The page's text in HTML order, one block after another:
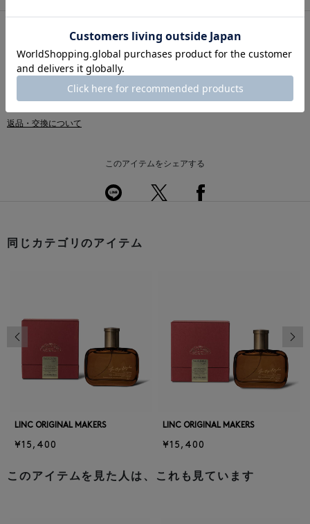
送料について
返品・交換について
このアイテムをシェアする
同じカテゴリのアイテム
LINC ORIGINAL MAKERS
¥15,400
LINC ORIGINAL MAKERS
¥15,400
前の画像
このアイテムを見た人は、これも見ています